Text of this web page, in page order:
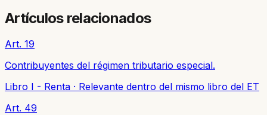
Artículos relacionados
Art. 19
Contribuyentes del régimen tributario especial.
Libro I - Renta · Relevante dentro del mismo libro del ET
Art. 49